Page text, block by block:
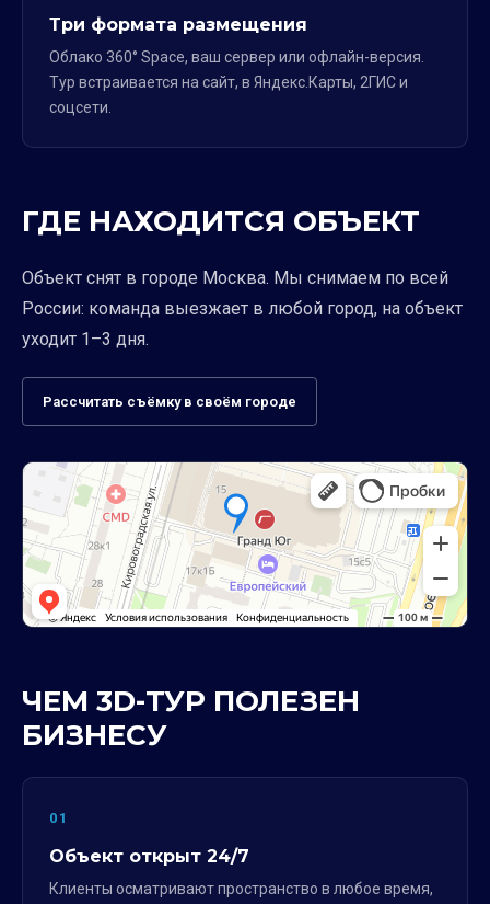
Три формата размещения
Облако 360° Space, ваш сервер или офлайн-версия.
Тур встраивается на сайт, в Яндекс.Карты, 2ГИС и
соцсети.
ГДЕ НАХОДИТСЯ ОБЪЕКТ
Объект снят в городе Москва. Мы снимаем по всей
России: команда выезжает в любой город, на объект
уходит 1–3 дня.
Рассчитать съёмку в своём городе
ЧЕМ 3D-ТУР ПОЛЕЗЕН
БИЗНЕСУ
01
Объект открыт 24/7
Клиенты осматривают пространство в любое время,